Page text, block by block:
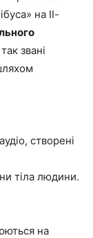
на ІІ-
звані
створені
тіла людини.
на